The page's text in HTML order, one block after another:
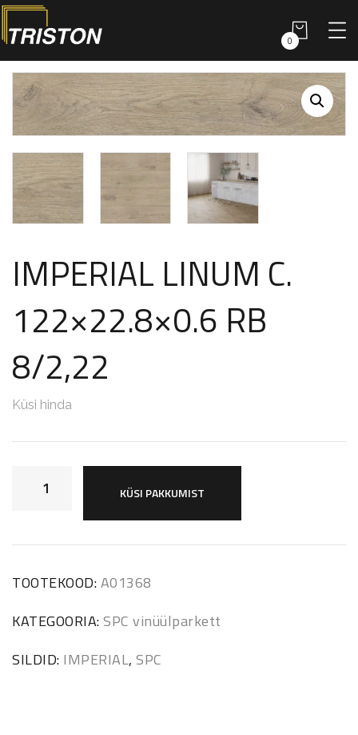
0
IMPERIAL LINUM C.
122×22.8×0.6 RB
8/2,22
Küsi hinda
KÜSI PAKKUMIST
TOOTEKOOD:A01368
KATEGOORIA:SPC vinüülparkett
SILDID: IMPERIAL, SPC